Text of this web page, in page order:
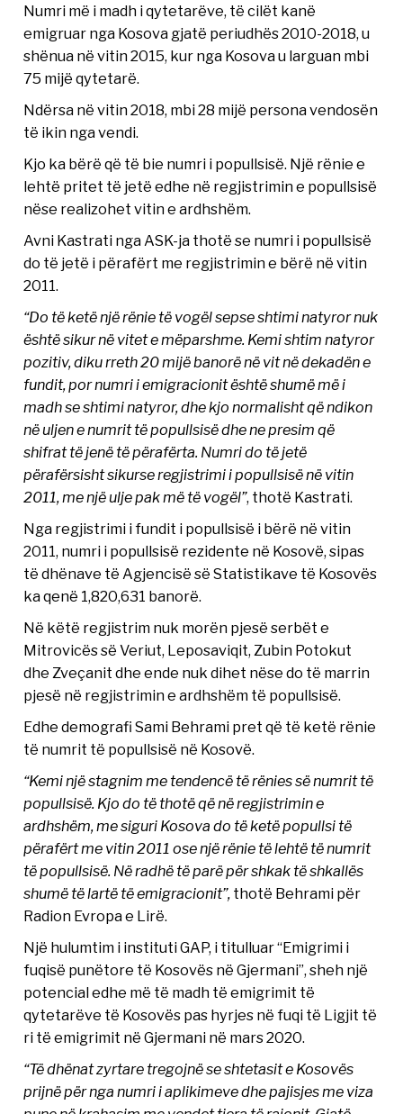
Numri më i madh i qytetarëve, të cilët kanë
emigruar nga Kosova gjatë periudhës 2010-2018, u
shënua në vitin 2015, kur nga Kosova u larguan mbi
75 mijë qytetarë.
Ndërsa në vitin 2018, mbi 28 mijë persona vendosën
të ikin nga vendi.
Kjo ka bërë që të bie numri i popullsisë. Një rënie e
lehtë pritet të jetë edhe në regjistrimin e popullsisë
nëse realizohet vitin e ardhshëm.
Avni Kastrati nga ASK-ja thotë se numri i popullsisë
do të jetë i përafërt me regjistrimin e bërë në vitin
2011.
“Do të ketë një rënie të vogël sepse shtimi natyror nuk
është sikur në vitet e mëparshme. Kemi shtim natyror
pozitiv, diku rreth 20 mijë banorë në vit në dekadën e
fundit, por numri i emigracionit është shumë më i
madh se shtimi natyror, dhe kjo normalisht që ndikon
në uljen e numrit të popullsisë dhe ne presim që
shifrat të jenë të përafërta. Numri do të jetë
përafërsisht sikurse regjistrimi i popullsisë në vitin
2011, me një ulje pak më të vogël”, thotë Kastrati.
Nga regjistrimi i fundit i popullsisë i bërë në vitin
2011, numri i popullsisë rezidente në Kosovë, sipas
të dhënave të Agjencisë së Statistikave të Kosovës
ka qenë 1,820,631 banorë.
Në këtë regjistrim nuk morën pjesë serbët e
Mitrovicës së Veriut, Leposaviqit, Zubin Potokut
dhe Zveçanit dhe ende nuk dihet nëse do të marrin
pjesë në regjistrimin e ardhshëm të popullsisë.
Edhe demografi Sami Behrami pret që të ketë rënie
të numrit të popullsisë në Kosovë.
“Kemi një stagnim me tendencë të rënies së numrit të
popullsisë. Kjo do të thotë që në regjistrimin e
ardhshëm, me siguri Kosova do të ketë popullsi të
përafërt me vitin 2011 ose një rënie të lehtë të numrit
të popullsisë. Në radhë të parë për shkak të shkallës
shumë të lartë të emigracionit”, thotë Behrami për
Radion Evropa e Lirë.
Një hulumtim i instituti GAP, i titulluar “Emigrimi i
fuqisë punëtore të Kosovës në Gjermani”, sheh një
potencial edhe më të madh të emigrimit të
qytetarëve të Kosovës pas hyrjes në fuqi të Ligjit të
ri të emigrimit në Gjermani në mars 2020.
“Të dhënat zyrtare tregojnë se shtetasit e Kosovës
prijnë për nga numri i aplikimeve dhe pajisjes me viza